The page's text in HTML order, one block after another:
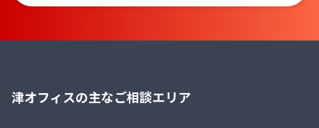
津オフィスの主なご相談エリア